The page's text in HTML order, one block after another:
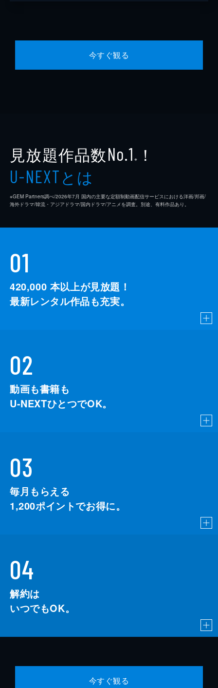
今すぐ観る
見放題作品数No.1 ※ ！
U-NEXTとは
※GEM Partners調べ/2026年7⽉ 国内の主要な定額制動画配信サービスにおける洋画/邦画/
海外ドラマ/韓流・アジアドラマ/国内ドラマ/アニメを調査。別途、有料作品あり。
01
420,000 本以上が見放題！
最新レンタル作品も充実。
02
動画も書籍も
U-NEXTひとつでOK。
03
毎月もらえる
1,200ポイントでお得に。
04
解約は
いつでもOK。
今すぐ観る